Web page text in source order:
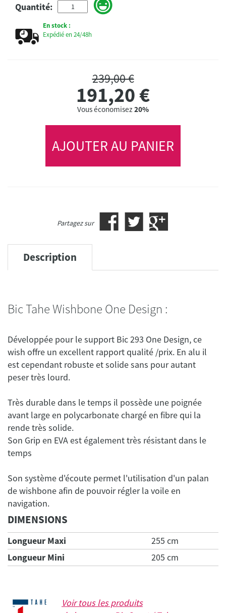
Quantité:
En stock :
Expédié en 24/48h
239,00 €
191,20€
Vous économisez 20%
AJOUTER AU PANIER
Partagez sur
Description
Bic Tahe Wishbone One Design :
Développée pour le support Bic 293 One Design, ce
wish offre un excellent rapport qualité /prix. En alu il
est cependant robuste et solide sans pour autant
Très durable dans le temps il possède une poignée
avant large en polycarbonate chargé en fibre qui la
rende très solide.
Son Grip en EVA est également très résistant dans le
Son système d'écoute permet l'utilisation d'un palan
de wishbone afin de pouvoir régler la voile en
DIMENSIONS
Longueur Maxi
255 cm
Longueur Mini
205 cm
Voir tous les produits